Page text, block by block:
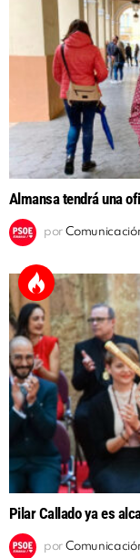
Almansa tendrá una
por
Pilar Callado ya es
por